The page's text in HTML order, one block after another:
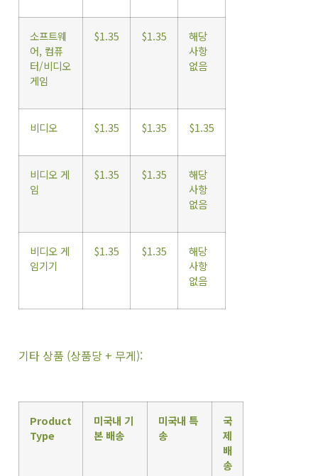
소프트웨
어, 컴퓨
터/비디오
게임
$1.35 $1.35
해당
사항
없음
비디오 $1.35 $1.35 $1.35
비디오 게
임
$1.35 $1.35
해당
사항
없음
비디오 게
임기기
$1.35 $1.35
해당
사항
없음
기타 상품 (상품당 + 무게):
Product
Type
미국내 기
본 배송
미국내 특
송
국
제
배
송